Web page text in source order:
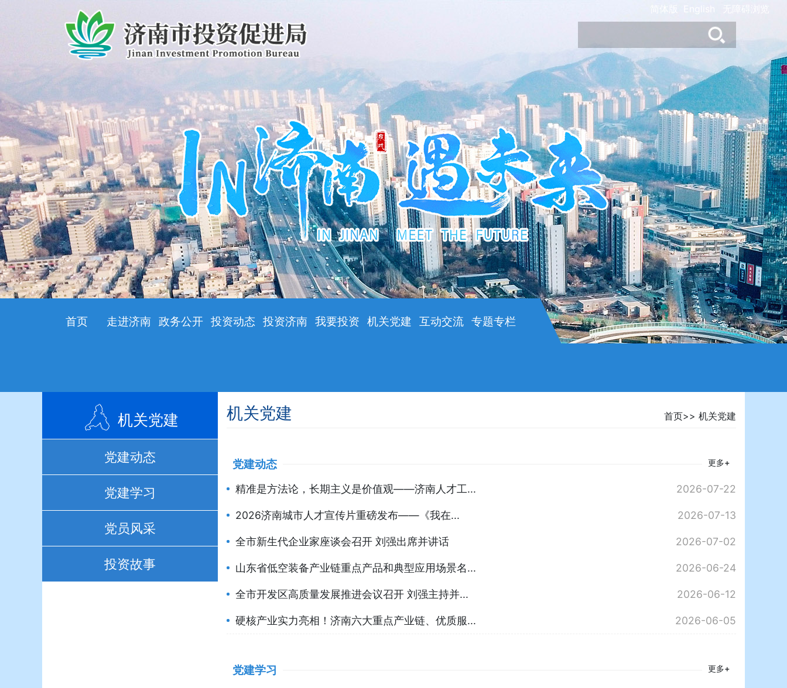
简体版
首页 走进济南 政务公开 投资动态 投资济南 我要投资 机关党建 互动交流 专题专栏
机关党建
党建动态
党建学习
党员风采
投资故事
机关党建 首页>> 机关党建
党建动态 更多+
精准是方法论，长期主义是价值观——济南人才工... 2026-07-22
2026济南城市人才宣传片重磅发布——《我在... 2026-07-13
全市新生代企业家座谈会召开 刘强出席并讲话 2026-07-02
山东省低空装备产业链重点产品和典型应用场景名... 2026-06-24
全市开发区高质量发展推进会议召开 刘强主持并... 2026-06-12
硬核产业实力亮相！济南六大重点产业链、优质服... 2026-06-05
党建学习 更多+